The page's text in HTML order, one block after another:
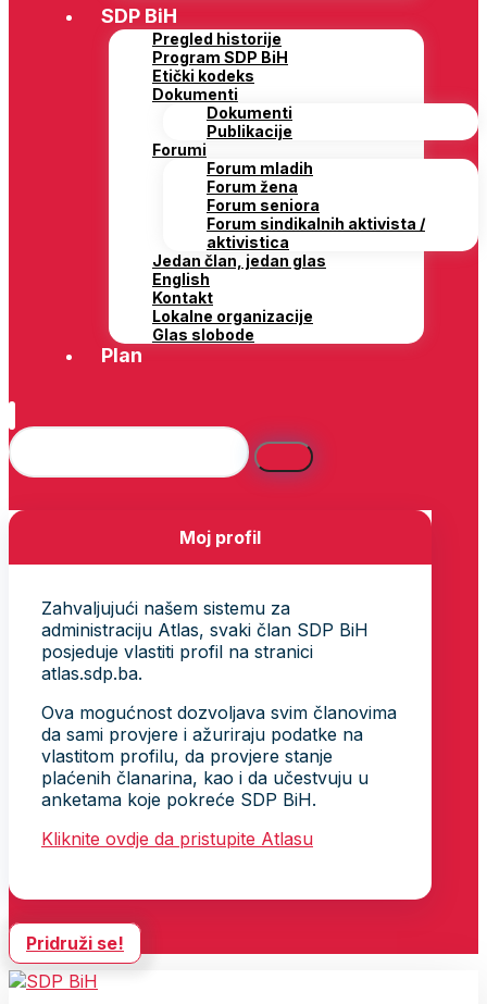
SDP BiH
Pregled historije
Program SDP BiH
Etički kodeks
Dokumenti
Dokumenti
Publikacije
Forumi
Forum mladih
Forum žena
Forum seniora
Forum sindikalnih aktivista /
aktivistica
Jedan član, jedan glas
English
Kontakt
Lokalne organizacije
Glas slobode
Plan
Moj profil
Zahvaljujući našem sistemu za
administraciju Atlas, svaki član SDP BiH
posjeduje vlastiti profil na stranici
atlas.sdp.ba.
Ova mogućnost dozvoljava svim članovima
da sami provjere i ažuriraju podatke na
vlastitom profilu, da provjere stanje
plaćenih članarina, kao i da učestvuju u
anketama koje pokreće SDP BiH.
Kliknite ovdje da pristupite Atlasu
Pridruži se!